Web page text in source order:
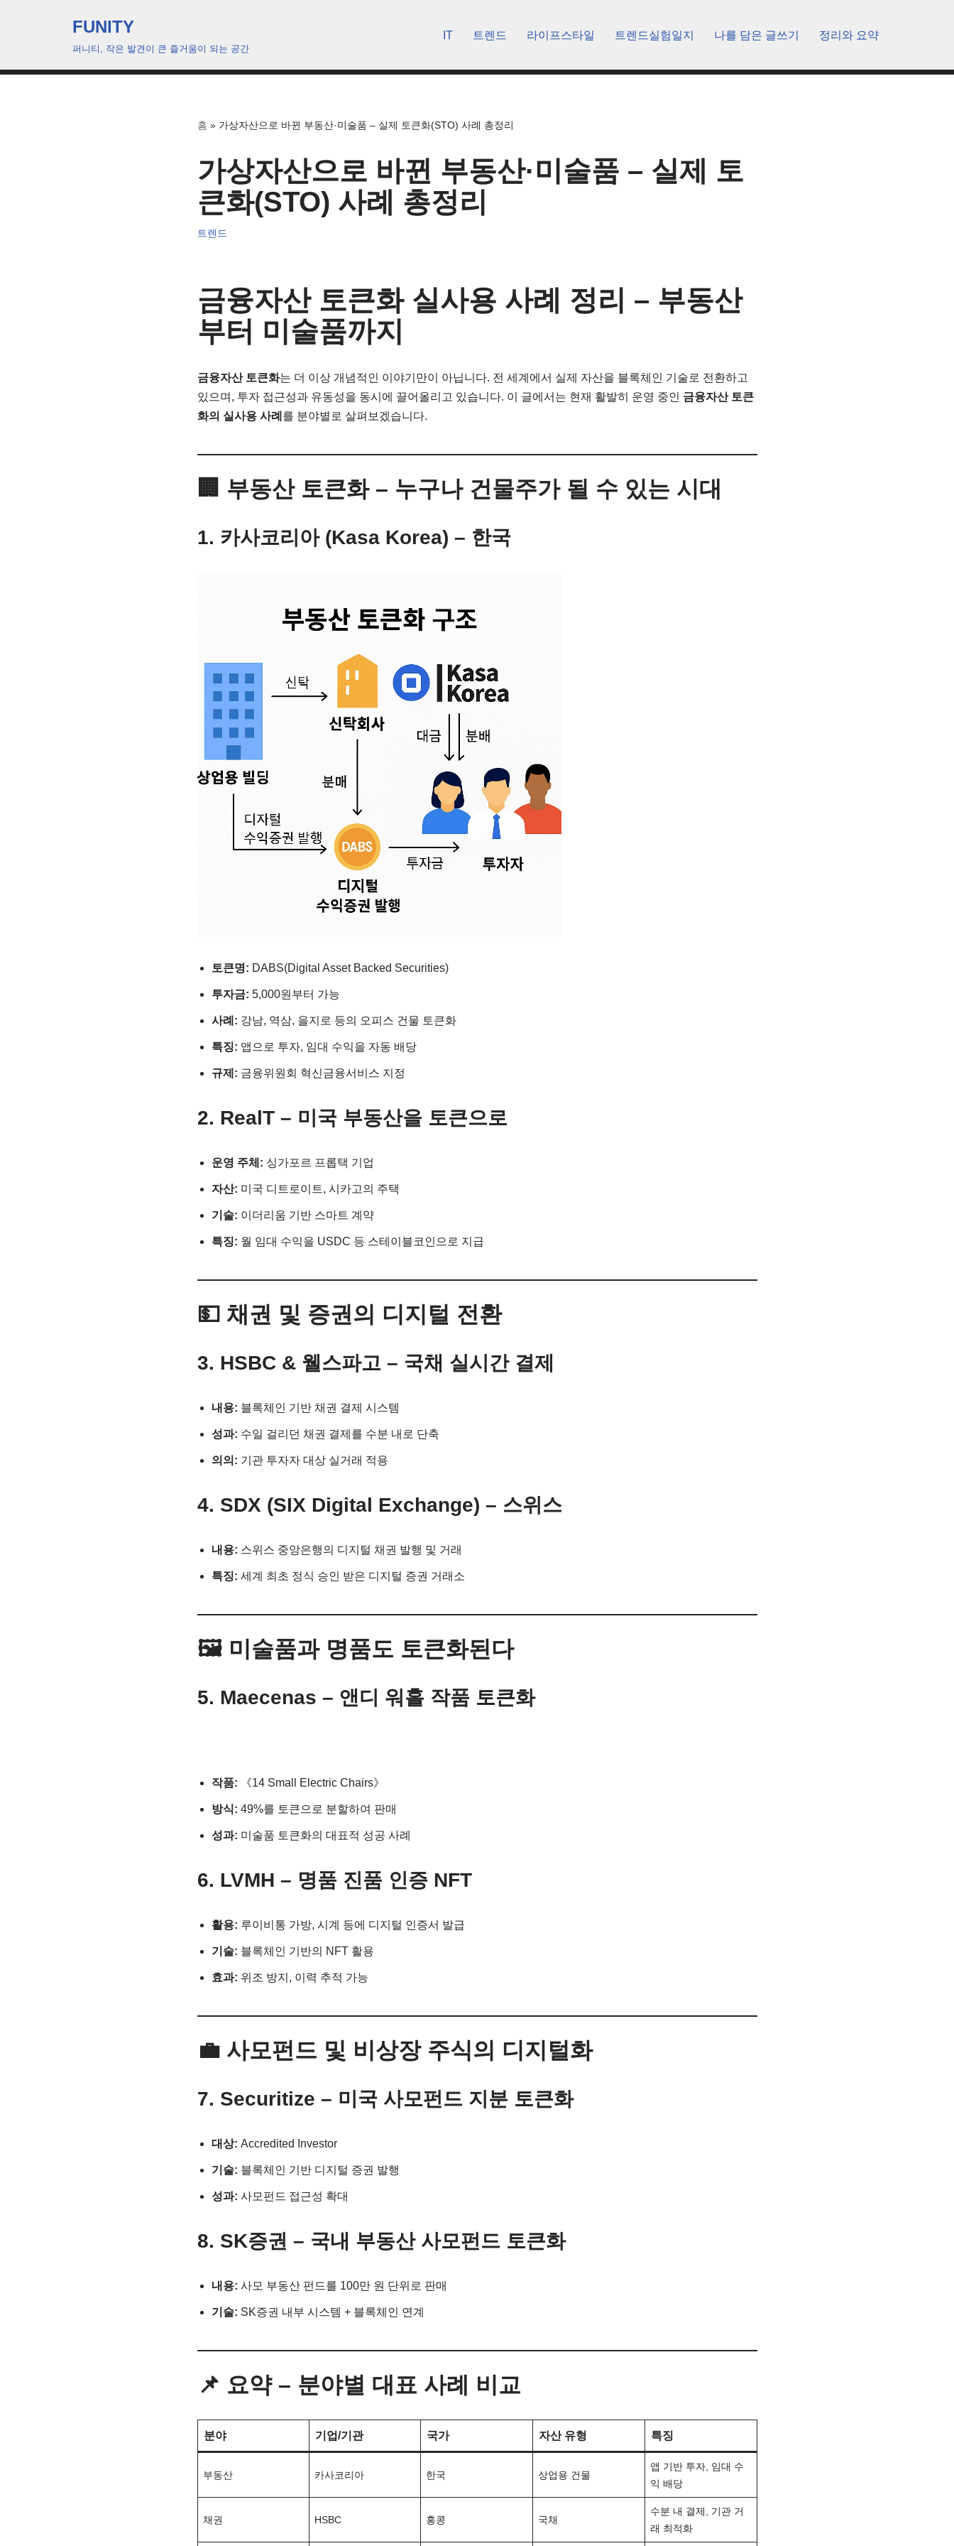
츠
FUNITY
퍼니티, 작은 발견이 큰 즐거움이 되는 공간
IT 트렌드 라이프스타일 트렌드실험일지 나를 담은 글쓰기 정리와 요약
홈 » 가상자산으로 바뀐 부동산·미술품 – 실제 토큰화(STO) 사례 총정리
가상자산으로 바뀐 부동산·미술품 – 실제 토
큰화(STO) 사례 총정리
트렌드
금융자산 토큰화 실사용 사례 정리 – 부동산
부터 미술품까지
금융자산 토큰화는 더 이상 개념적인 이야기만이 아닙니다. 전 세계에서 실제 자산을 블록체인 기술로 전환하고
있으며, 투자 접근성과 유동성을 동시에 끌어올리고 있습니다. 이 글에서는 현재 활발히 운영 중인 금융자산 토큰
화의 실사용 사례 를 분야별로 살펴보겠습니다.
🏢 부동산 토큰화 – 누구나 건물주가 될 수 있는 시대
1. 카사코리아 (Kasa Korea) – 한국
토큰명: DABS(Digital Asset Backed Securities)
투자금: 5,000원부터 가능
사례: 강남, 역삼, 을지로 등의 오피스 건물 토큰화
특징: 앱으로 투자, 임대 수익을 자동 배당
규제: 금융위원회 혁신금융서비스 지정
2. RealT – 미국 부동산을 토큰으로
운영 주체: 싱가포르 프롭택 기업
자산: 미국 디트로이트, 시카고의 주택
기술: 이더리움 기반 스마트 계약
특징: 월 임대 수익을 USDC 등 스테이블코인으로 지급
💵 채권 및 증권의 디지털 전환
3. HSBC & 웰스파고 – 국채 실시간 결제
내용: 블록체인 기반 채권 결제 시스템
성과: 수일 걸리던 채권 결제를 수분 내로 단축
의의: 기관 투자자 대상 실거래 적용
4. SDX (SIX Digital Exchange) – 스위스
내용: 스위스 중앙은행의 디지털 채권 발행 및 거래
특징: 세계 최초 정식 승인 받은 디지털 증권 거래소
🖼️ 미술품과 명품도 토큰화된다
5. Maecenas – 앤디 워홀 작품 토큰화
작품: 《14 Small Electric Chairs》
방식: 49%를 토큰으로 분할하여 판매
성과: 미술품 토큰화의 대표적 성공 사례
6. LVMH – 명품 진품 인증 NFT
활용: 루이비통 가방, 시계 등에 디지털 인증서 발급
기술: 블록체인 기반의 NFT 활용
효과: 위조 방지, 이력 추적 가능
💼 사모펀드 및 비상장 주식의 디지털화
7. Securitize – 미국 사모펀드 지분 토큰화
대상: Accredited Investor
기술: 블록체인 기반 디지털 증권 발행
성과: 사모펀드 접근성 확대
8. SK증권 – 국내 부동산 사모펀드 토큰화
내용: 사모 부동산 펀드를 100만 원 단위로 판매
기술: SK증권 내부 시스템 + 블록체인 연계
📌 요약 – 분야별 대표 사례 비교
분야 기업/기관 국가 자산 유형 특징
부동산 카사코리아 한국 상업용 건물
앱 기반 투자, 임대 수
익 배당
채권 HSBC 홍콩 국채
수분 내 결제, 기관 거
래 최적화